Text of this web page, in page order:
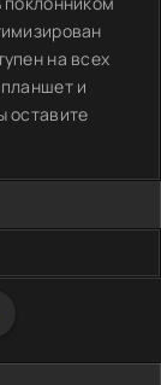
на всех
и
оставите